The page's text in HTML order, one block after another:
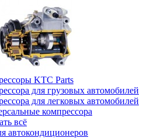
KTC Parts
для грузовых автомобилей
для легковых автомобилей
компрессора
всё
автокондиционеров